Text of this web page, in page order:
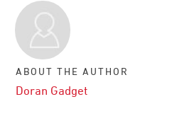
ABOUT THE AUTHOR
Doran Gadget